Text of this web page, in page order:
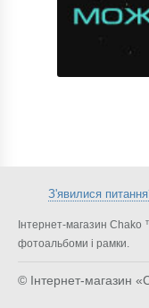
З'явилися
Інтернет-магазин Chako
фотоальбоми і рамки.
© Інтернет-магазин